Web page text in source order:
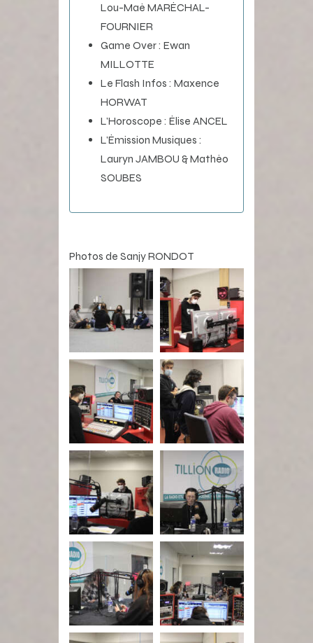
Lou-Maé MARÉCHAL-
FOURNIER
Game Over : Ewan
MILLOTTE
Le Flash Infos : Maxence
HORWAT
L’Horoscope : Élise ANCEL
L’Émission Musiques :
Lauryn JAMBOU & Mathéo
SOUBES
Photos de Sanjy RONDOT